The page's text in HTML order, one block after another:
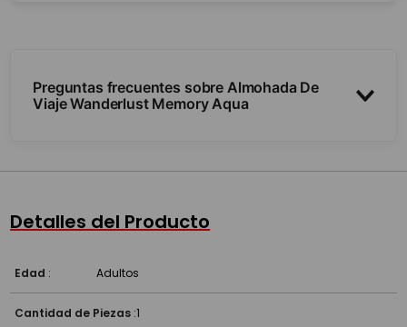
Preguntas frecuentes sobre Almohada De
Viaje Wanderlust Memory Aqua
Detalles del Producto
Edad : Adultos
Cantidad de Piezas :1